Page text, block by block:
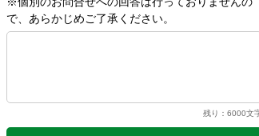
残り：6000文